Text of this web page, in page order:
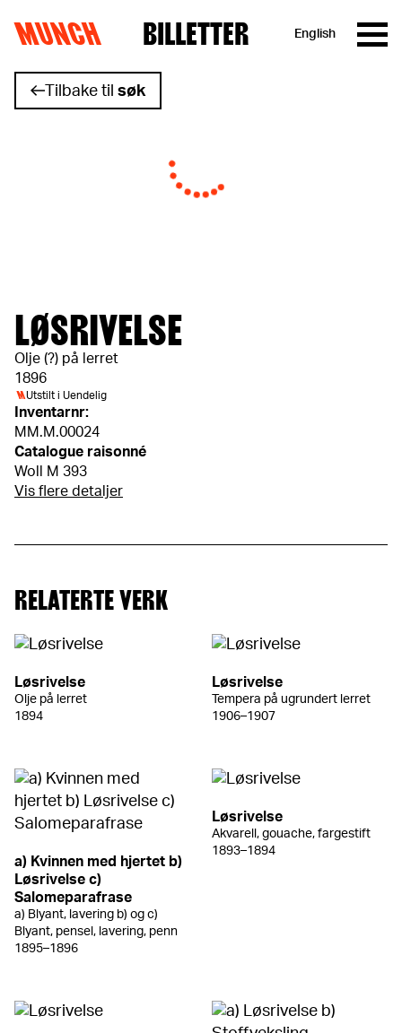
Hopp til innhold
MUNCH BILLETTER English
Tilbake til søk
LØSRIVELSE
Olje (?) på lerret
1896
MUtstilt i Uendelig
Inventarnr:
MM.M.00024
Catalogue raisonné
Woll M 393
Vis flere detaljer
RELATERTE VERK
Løsrivelse
Olje på lerret
1894
Løsrivelse
Tempera på ugrundert lerret
1906–1907
a) Kvinnen med hjertet b)
Løsrivelse c)
Salomeparafrase
a) Blyant, lavering b) og c)
Blyant, pensel, lavering, penn
1895–1896
Løsrivelse
Akvarell, gouache, fargestift
1893–1894